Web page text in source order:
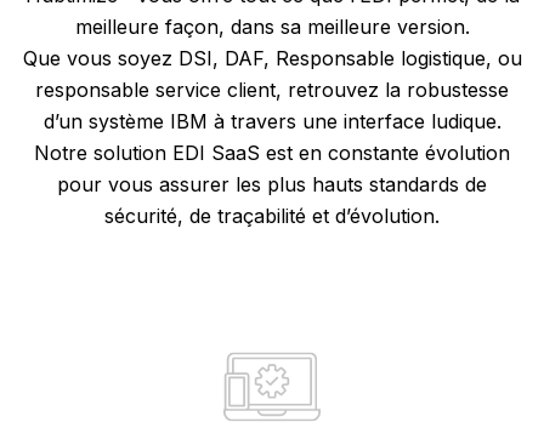
meilleure façon, dans sa meilleure version.
Que vous soyez DSI, DAF, Responsable logistique, ou
responsable service client, retrouvez la robustesse
d’un système IBM à travers une interface ludique.
Notre solution EDI SaaS est en constante évolution
pour vous assurer les plus hauts standards de
sécurité, de traçabilité et d’évolution.